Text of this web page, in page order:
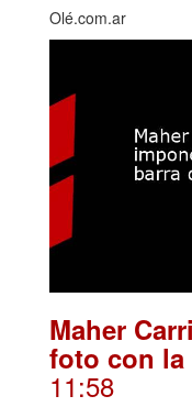
Olé.com.ar
Maher
foto con la
11:58